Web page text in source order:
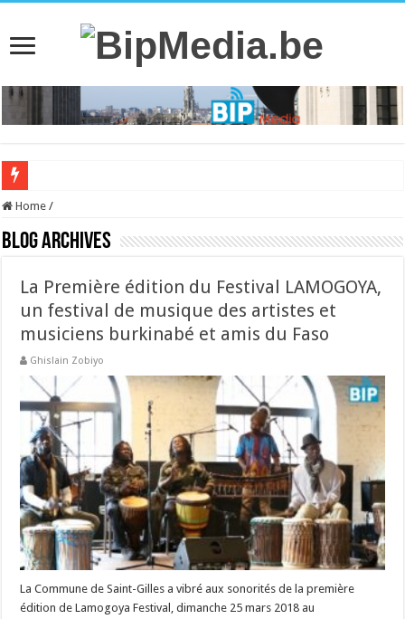
Home /
Blog Archives
La Première édition du Festival LAMOGOYA,
un festival de musique des artistes et
musiciens burkinabé et amis du Faso
Ghislain Zobiyo
La Commune de Saint-Gilles a vibré aux sonorités de la première
édition de Lamogoya Festival, dimanche 25 mars 2018 au